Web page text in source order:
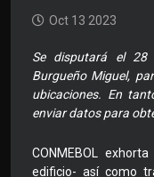
Oct 13 2023
Se disputará el 28
Burgueño Miguel,
ubicaciones. En
enviar datos para
CONMEBOL
edificio- así como